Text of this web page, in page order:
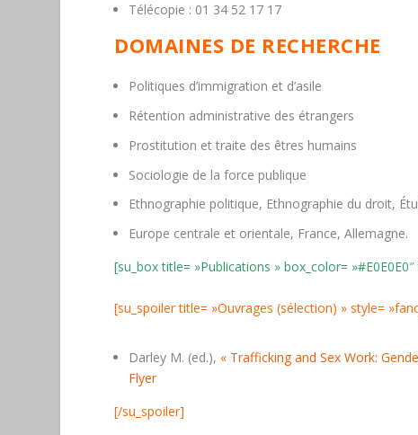
Télécopie : 01 34 52 17 17
DOMAINES DE RECHERCHE
Politiques d’immigration et d’asile
Rétention administrative des étrangers
Prostitution et traite des êtres humains
Sociologie de la force publique
Ethnographie politique, Ethnographie du droit,
Europe centrale et orientale, France, Allemagne.
[su_box title= »Publications » box_color=
[su_spoiler title= »Ouvrages (sélection) » style=
Darley M. (ed.), « Trafficking and Sex Work:
Flyer
[/su_spoiler]